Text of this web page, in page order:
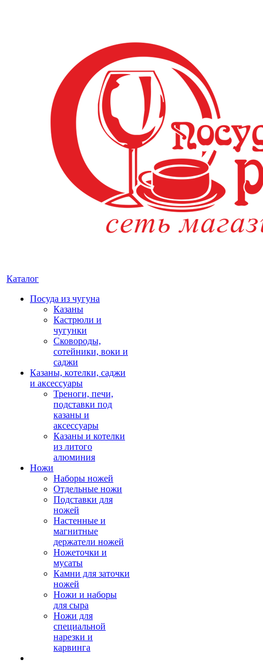
Каталог
Посуда из чугуна
Казаны
Кастрюли и
чугунки
Сковороды,
сотейники, воки и
саджи
Казаны, котелки, саджи
и аксессуары
Треноги, печи,
подставки под
казаны и
аксессуары
Казаны и котелки
из литого
алюминия
Ножи
Наборы ножей
Отдельные ножи
Подставки для
ножей
Настенные и
магнитные
держатели ножей
Ножеточки и
мусаты
Камни для заточки
ножей
Ножи и наборы
для сыра
Ножи для
специальной
нарезки и
карвинга